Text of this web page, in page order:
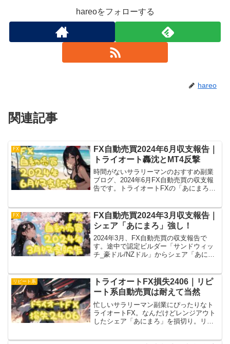
hareoをフォローする
hareo
関連記事
FX
FX自動売買2024年6月収支報告｜
トライオート轟沈とMT4反撃
時間がないサラリーマンのおすすめ副業
ブログ、2024年6月FX自動売買の収支報
告です。トライオートFXの「あにまろ」
MT4のFX自動売買が取引収支プラスにな
りました！
FX
FX自動売買2024年3月収支報告｜
シェア「あにまろ」強し！
2024年3月、FX自動売買の収支報告で
す。途中で認定ビルダー「サンドウィッ
チ_豪ドル/NZドル」からシェア「あにま
楽しみな一方、豪ドル/NZドルの相場が気
になる。
リピート系
トライオートFX損失2406｜リピ
ート系自動売買は耐えて当然
忙しいサラリーマン副業にぴったりなト
ライオートFX。なんだけどレンジアウト
したシェア「あにまろ」を損切り。リピ